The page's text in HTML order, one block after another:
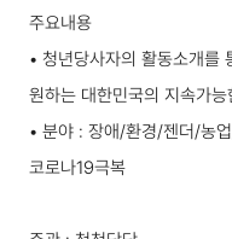
주요내용
• 청년당사자의 활동소개를
원하는 대한민국의 지속가
• 분야 : 장애/환경/젠더/농
코로나19극복